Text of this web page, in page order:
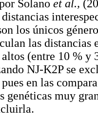
Solano et al.,
los únicos
las distancias
altos (entre 10 %
NJ-K2P se
pues en las
genéticas muy